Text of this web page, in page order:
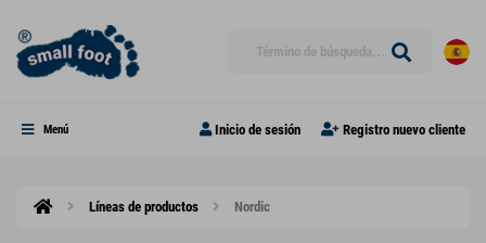
Menú Inicio de sesión Registro nuevo cliente
Líneas de productos Nordic